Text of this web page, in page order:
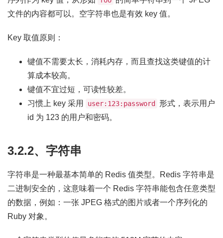
文件的内容都可以。空字符串也是有效 key 值。
Key 取值原则：
键值不需要太长，消耗内存，而且查找这类键值的计
算成本较高。
键值不宜过短，可读性较差。
习惯上 key 采用
user:123:password 形式，表示用户
id 为 123 的用户和密码。
3.2.2、字符串
字符串是一种最基本简单的 Redis 值类型。Redis 字符串是
二进制安全的，这意味着一个 Redis 字符串能包含任意类型
的数据，例如：一张 JPEG 格式的图片或者一个序列化的
Ruby 对象。